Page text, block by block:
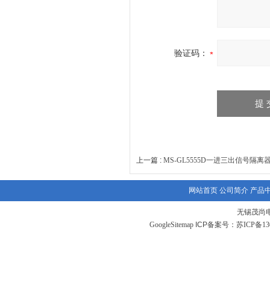
验证码：
上一篇 : MS-GL5555D一进三出信号隔离
网站首页 公司简介 产品
无锡茂尚
GoogleSitemapICP备案号： 苏ICP备